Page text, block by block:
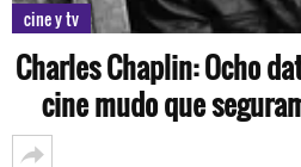
cine y tv
Charles Chaplin: Ocho
cine mudo que